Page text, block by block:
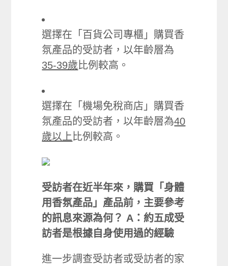
選擇在「百貨公司專櫃」購買香
氛產品的受訪者，以年齡層為
35-39歲比例較高。
選擇在「機場免稅商店」購買香
氛產品的受訪者，以年齡層為40
歲以上比例較高。
受訪者在近半年來，購買「身體
用香氛產品」產品前，主要參考
的訊息來源為何？ A：約五成受
訪者是根據自身使用過的經驗
進一步調查受訪者或受訪者的家